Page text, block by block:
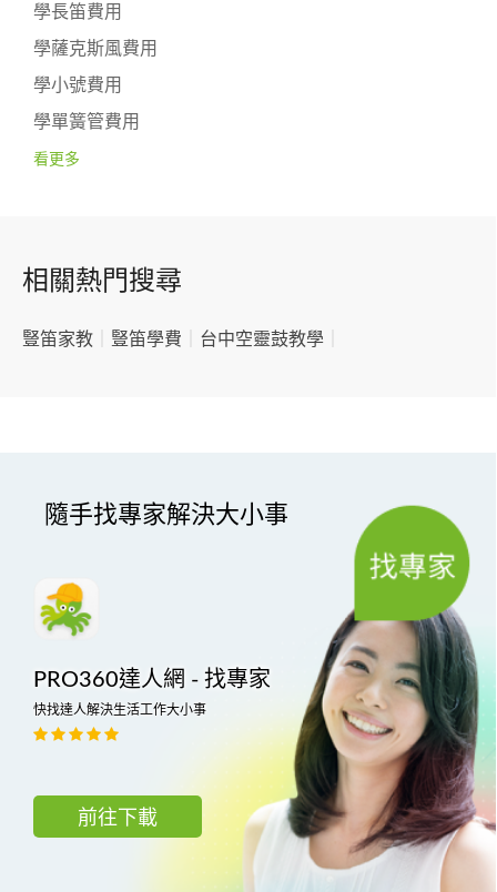
學長笛費用
學薩克斯風費用
學小號費用
學單簧管費用
看更多
相關熱門搜尋
豎笛家教 豎笛學費 台中空靈鼓教學
隨手找專家解決大小事
PRO360達人網 - 找專家
快找達人解決生活工作大小事
前往下載